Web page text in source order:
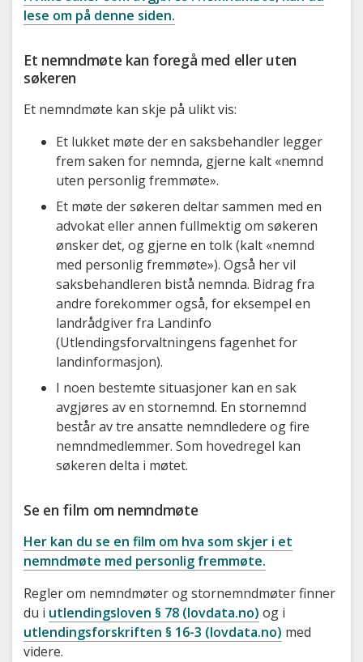
lese om på denne siden.
Et nemndmøte kan foregå med eller uten
søkeren
Et nemndmøte kan skje på ulikt vis:
Et lukket møte der en saksbehandler legger
frem saken for nemnda, gjerne kalt «nemnd
uten personlig fremmøte».
Et møte der søkeren deltar sammen med en
advokat eller annen fullmektig om søkeren
ønsker det, og gjerne en tolk (kalt «nemnd
med personlig fremmøte»). Også her vil
saksbehandleren bistå nemnda. Bidrag fra
andre forekommer også, for eksempel en
landrådgiver fra Landinfo
(Utlendingsforvaltningens fagenhet for
landinformasjon).
I noen bestemte situasjoner kan en sak
avgjøres av en stornemnd. En stornemnd
består av tre ansatte nemndledere og fire
nemndmedlemmer. Som hovedregel kan
søkeren delta i møtet.
Se en film om nemndmøte
Her kan du se en film om hva som skjer i et
nemndmøte med personlig fremmøte.
Regler om nemndmøter og stornemndmøter finner
du i utlendingsloven § 78 (lovdata.no) og i
utlendingsforskriften § 16-3 (lovdata.no) med
videre.